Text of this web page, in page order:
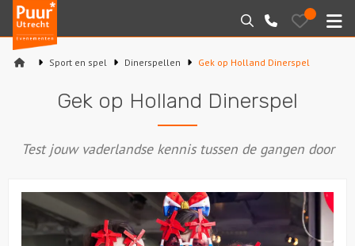
Puur*
Utrecht
bedrijfsuitjes
Zoeken
030-
2145099
Bewaarde
uitjes
Varen
Sport en spel
Workshops
Sport en spel Dinerspellen Gek op Holland Dinerspel
Gek op Holland Dinerspel
Test jouw vaderlandse kennis tussen de gangen door